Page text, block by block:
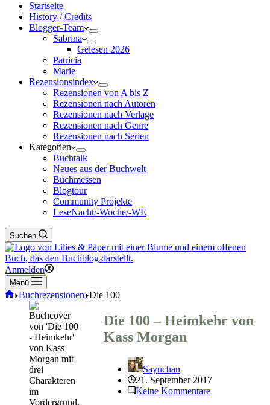
Startseite
History / Credits
Blogger-Team
Sabrina
Gelesen 2026
Patricia
Marie
Rezensionsindex
Rezensionen von A bis Z
Rezensionen nach Autoren
Rezensionen nach Verlage
Rezensionen nach Genre
Rezensionen nach Serien
Kategorien
Buchtalk
Neues aus der Buchwelt
Buchmessen
Blogtour
Community Projekte
LeseNacht/-Woche/-WE
Suchen
Anmelden
Menü
Start
Buchrezensionen Die 100
Die 100 – Heimkehr von
Kass Morgan
Sayuchan
21. September 2017
Keine Kommentare